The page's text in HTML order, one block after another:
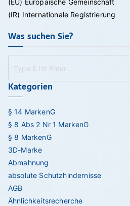
(EU) Europäische Gemeinschaft
(IR) Internationale Registrierung
Was suchen Sie?
Kategorien
§ 14 MarkenG
§ 8 Abs 2 Nr 1 MarkenG
§ 8 MarkenG
3D-Marke
Abmahnung
absolute Schutzhindernisse
AGB
Ähnlichkeitsrecherche